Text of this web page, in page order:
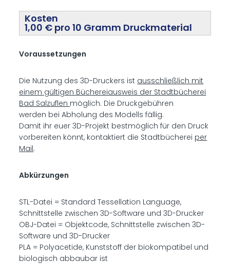
Kosten
1,00 € pro 10 Gramm Druckmaterial
Voraussetzungen
Die Nutzung des 3D-Druckers ist ausschließlich mit
einem gültigen Büchereiausweis der Stadtbücherei
Bad Salzuflen möglich. Die Druckgebühren
werden bei Abholung des Modells fällig.
Damit ihr euer 3D-Projekt bestmöglich für den Druck
vorbereiten könnt, kontaktiert die Stadtbücherei per
Mail.
Abkürzungen
STL-Datei = Standard Tessellation Language,
Schnittstelle zwischen 3D-Software und 3D-Drucker
OBJ-Datei = Objektcode, Schnittstelle zwischen 3D-
Software und 3D-Drucker
PLA = Polyacetide, Kunststoff der biokompatibel und
biologisch abbaubar ist